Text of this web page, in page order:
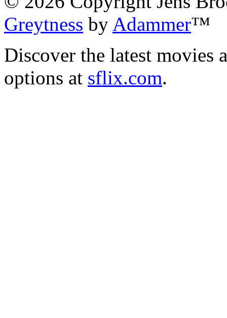
Greytness by Adammer™
Discover the latest movies
options at sflix.com.